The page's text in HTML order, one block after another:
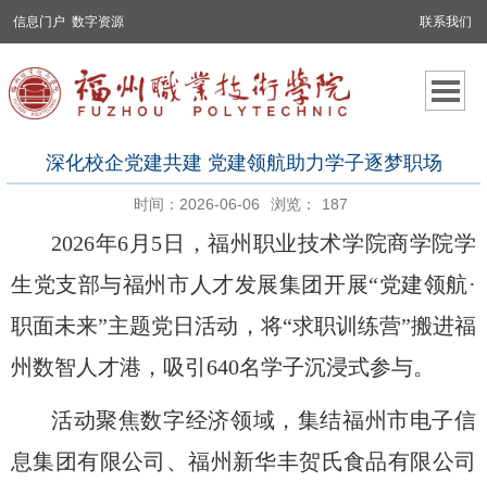
信息门户 数字资源 联系我们
深化校企党建共建 党建领航助力学子逐梦职场
时间：2026-06-06 浏览： 187
2026年6月5日，福州职业技术学院商学院学
生党支部与福州市人才发展集团开展“党建领航·
职面未来”主题党日活动，将“求职训练营”搬进福
州数智人才港，吸引640名学子沉浸式参与。
活动聚焦数字经济领域，集结福州市电子信
息集团有限公司、福州新华丰贺氏食品有限公司